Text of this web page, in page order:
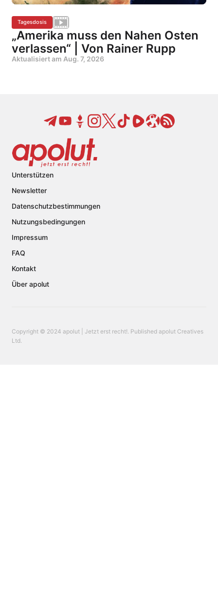
Tagesdosis
„Amerika muss den Nahen Osten
verlassen“ | Von Rainer Rupp
Aktualisiert am Aug. 7, 2026
Unterstützen
Newsletter
Datenschutzbestimmungen
Nutzungsbedingungen
Impressum
FAQ
Kontakt
Über apolut
Copyright © 2024 apolut | Jetzt erst recht!. Published apolut Creatives
Ltd.